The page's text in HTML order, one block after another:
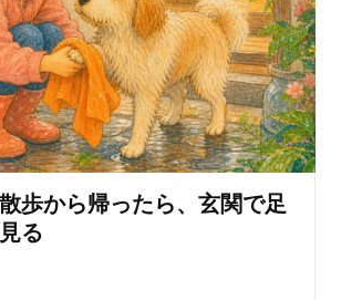
歩から帰ったら、玄関で足
る